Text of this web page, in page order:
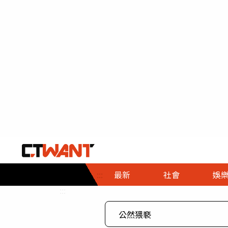
::: 最新 社會
社會首頁
時事
娛樂
娛樂首頁
即時
專題
財經首頁
熱線
３Ｃ
政